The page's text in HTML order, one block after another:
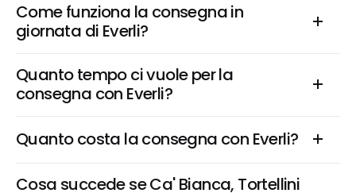
Come funziona la consegna in
giornata di Everli?
Quanto tempo ci vuole per la
consegna con Everli?
Quanto costa la consegna con Everli?
Cosa succede se Ca' Bianca, Tortellini